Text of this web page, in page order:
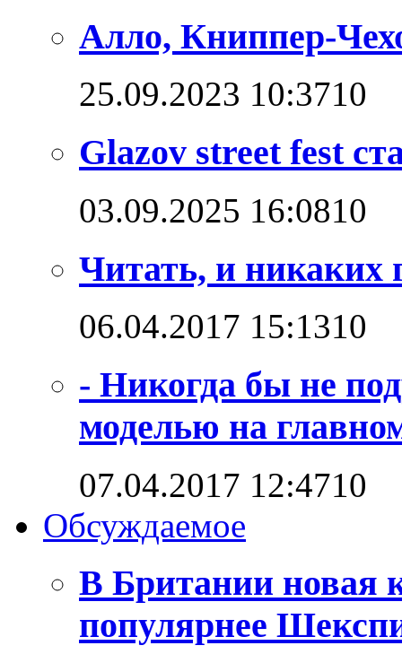
Алло, Книппер-
25.09.2023 10:3710
Glazov street fest
03.09.2025 16:0810
Читать, и никаких
06.04.2017 15:1310
- Никогда бы не
моделью на
07.04.2017 12:4710
Обсуждаемое
В Британии новая
популярнее